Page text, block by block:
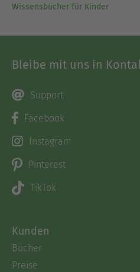
Wissensbücher für Kinder
Bleibe mit uns in
Support
Facebook
Instagram
Pinterest
TikTok
Kunden
Bücher
Preise